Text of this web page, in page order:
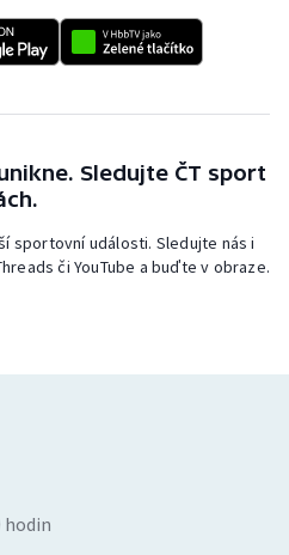
Sledujte ČT sport
sportovní události. Sledujte nás i
či YouTube a buďte v obraze.
hodin